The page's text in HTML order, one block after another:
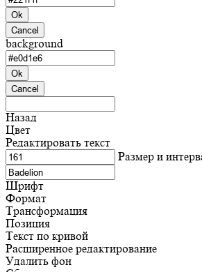
Ok
Cancel
background
Ok
Cancel
Назад
Цвет
Редактировать текст
Размер и
Шрифт
Формат
Трансформация
Позиция
Текст по кривой
Расширенное редактирование
Удалить фон